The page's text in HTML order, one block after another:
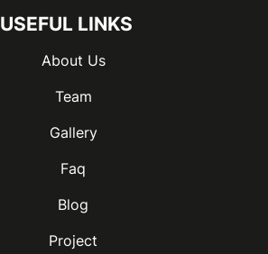
USEFUL LINKS
About Us
Team
Gallery
Faq
Blog
Project